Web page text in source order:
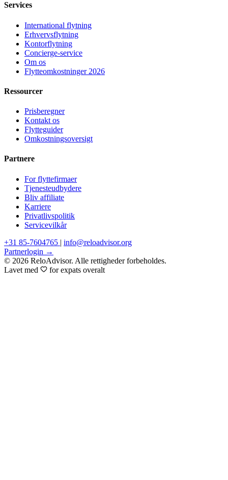
Services
International flytning
Erhvervsflytning
Kontorflytning
Concierge-service
Om os
Flytteomkostninger 2026
Ressourcer
Prisberegner
Kontakt os
Flytteguider
Omkostningsoversigt
Partnere
For flyttefirmaer
Tjenesteudbydere
Bliv affiliate
Karriere
Privatlivspolitik
Servicevilkår
+31 85-7604765 | info@reloadvisor.org
Partnerlogin →
© 2026 ReloAdvisor. Alle rettigheder forbeholdes.
Lavet med
for expats overalt